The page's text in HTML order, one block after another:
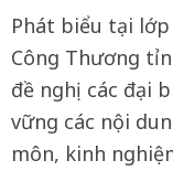
Phát biểu tại
Công Thương
đề nghị các đại
vững các nội
môn, kinh